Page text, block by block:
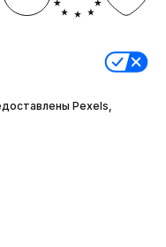
Pexels,